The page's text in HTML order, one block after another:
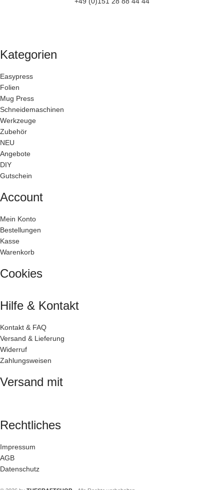
Kategorien
Easypress
Folien
Mug Press
Schneidemaschinen
Werkzeuge
Zubehör
NEU
Angebote
DIY
Gutschein
Account
Mein Konto
Bestellungen
Kasse
Warenkorb
Cookies
Hilfe & Kontakt
Kontakt & FAQ
Versand & Lieferung
Widerruf
Zahlungsweisen
Versand mit
Rechtliches
Impressum
AGB
Datenschutz